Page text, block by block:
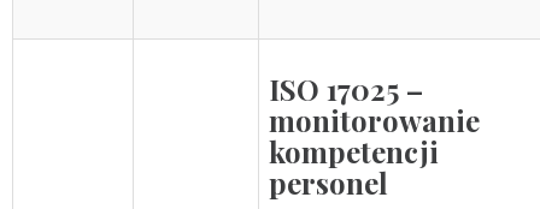
ISO 17025 –
monitorowanie
kompetencji
personel